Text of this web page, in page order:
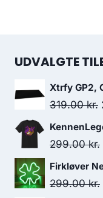
UDVALGTE
Xtrfy GP2,
319.00kr.
299.00kr.
Firkløver
299.00kr.